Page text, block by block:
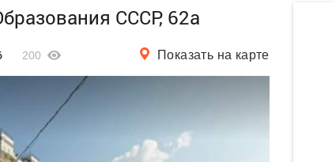
СССР, 62а
200 Показать на карте